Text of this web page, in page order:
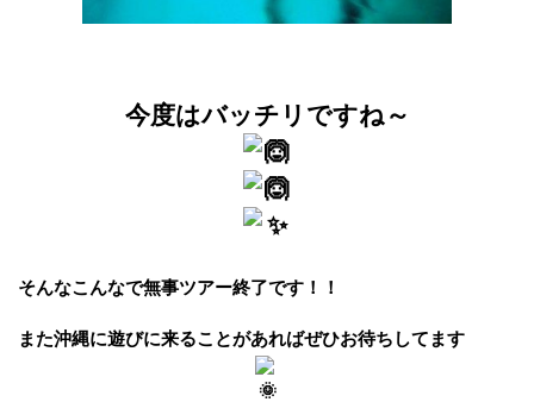
今度はバッチリですね～
そんなこんなで無事ツアー終了です！！
また沖縄に遊びに来ることがあればぜひお待ちしてます